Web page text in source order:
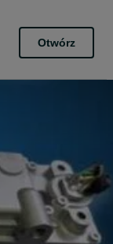
Otwórz